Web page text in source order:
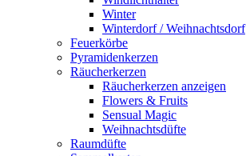
Winter
Winterdorf / Weihnachtsdorf
Feuerkörbe
Pyramidenkerzen
Räucherkerzen
Räucherkerzen anzeigen
Flowers & Fruits
Sensual Magic
Weihnachtsdüfte
Raumdüfte